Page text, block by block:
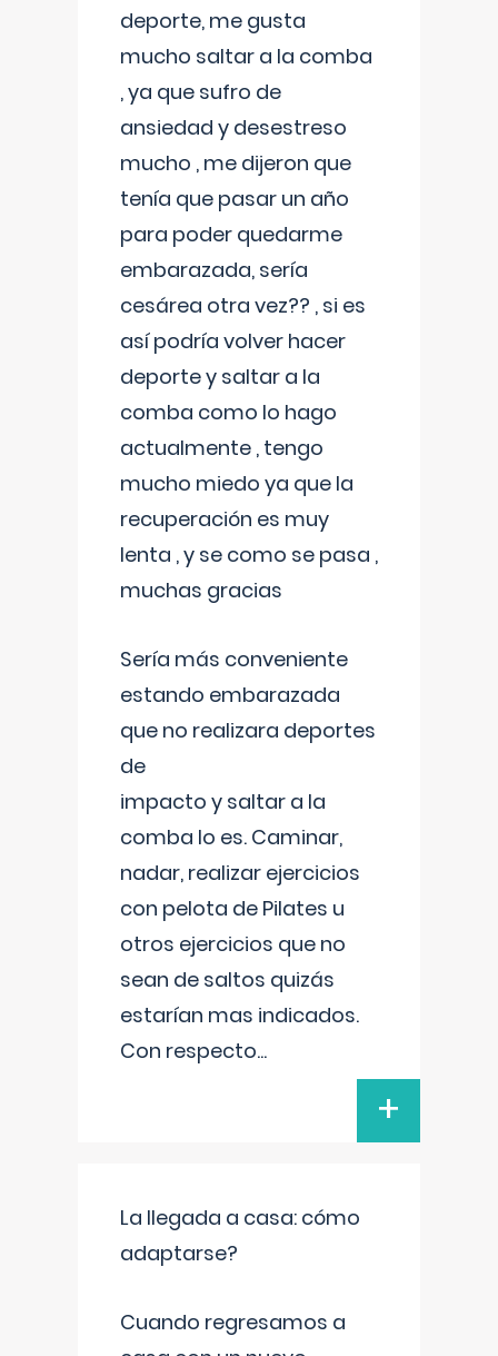
deporte, me gusta
mucho saltar a la comba
, ya que sufro de
ansiedad y desestreso
mucho , me dijeron que
tenía que pasar un año
para poder quedarme
embarazada, sería
cesárea otra vez?? , si es
así podría volver hacer
deporte y saltar a la
comba como lo hago
actualmente , tengo
mucho miedo ya que la
recuperación es muy
lenta , y se como se pasa ,
muchas gracias
Sería más conveniente
estando embarazada
que no realizara deportes
de
impacto y saltar a la
comba lo es. Caminar,
nadar, realizar ejercicios
con pelota de Pilates u
otros ejercicios que no
sean de saltos quizás
estarían mas indicados.
Con respecto...
+
La llegada a casa: cómo
adaptarse?
Cuando regresamos a